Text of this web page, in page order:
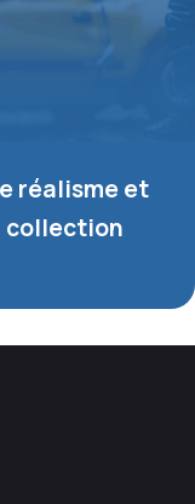
réalisme et
collection